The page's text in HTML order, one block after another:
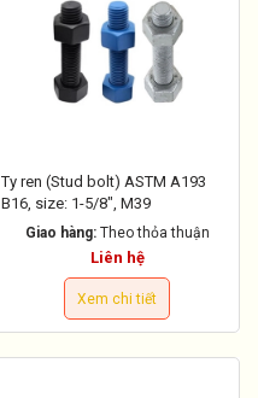
Ty ren (Stud bolt) ASTM A193
B16, size: 1-5/8", M39
Giao hàng: Theo thỏa thuận
Liên hệ
Xem chi tiết